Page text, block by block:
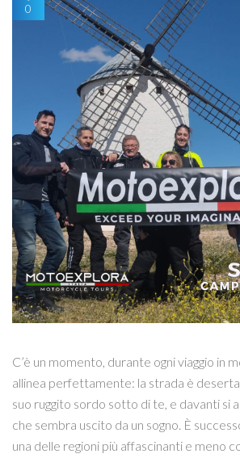
0
C’è un momento, durante ogni viaggio in
allinea perfettamente: la strada è
suo ruggito sordo sotto di te, e davanti si
che sembra uscito da un sogno. È
una delle regioni più affascinanti e meno